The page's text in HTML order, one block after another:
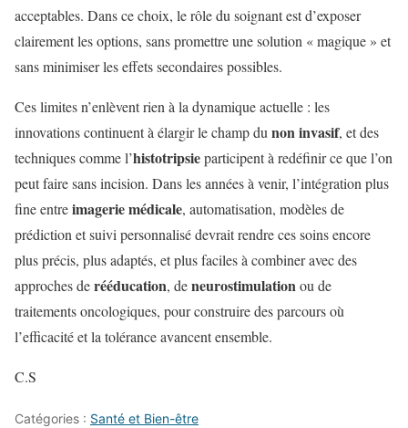
acceptables. Dans ce choix, le rôle du soignant est d’exposer
clairement les options, sans promettre une solution « magique » et
sans minimiser les effets secondaires possibles.
Ces limites n’enlèvent rien à la dynamique actuelle : les
innovations continuent à élargir le champ du non invasif, et des
techniques comme l’histotripsieparticipent à redéfinir ce que l’on
peut faire sans incision. Dans les années à venir, l’intégration plus
fine entreimagerie médicale, automatisation, modèles de
prédiction et suivi personnalisé devrait rendre ces soins encore
plus précis, plus adaptés, et plus faciles à combiner avec des
approches derééducation, deneurostimulationou de
traitements oncologiques, pour construire des parcours où
l’efficacité et la tolérance avancent ensemble.
C.S
Catégories : Santé et Bien-être